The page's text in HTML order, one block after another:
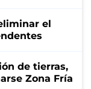
el
de tierras,
Zona Fría